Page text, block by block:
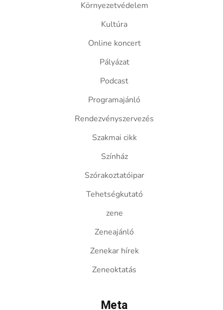
Környezetvédelem
Kultúra
Online koncert
Pályázat
Podcast
Programajánló
Rendezvényszervezés
Szakmai cikk
Színház
Szórakoztatóipar
Tehetségkutató
zene
Zeneajánló
Zenekar hírek
Zeneoktatás
Meta